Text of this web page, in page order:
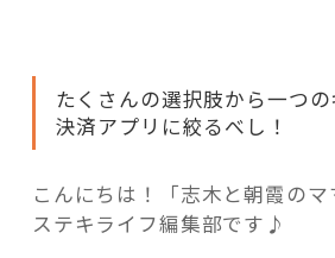
たくさんの選択肢から一つ
決済アプリに絞るべし！
こんにちは！「志木と朝霞のマ
ステキライフ編集部です♪